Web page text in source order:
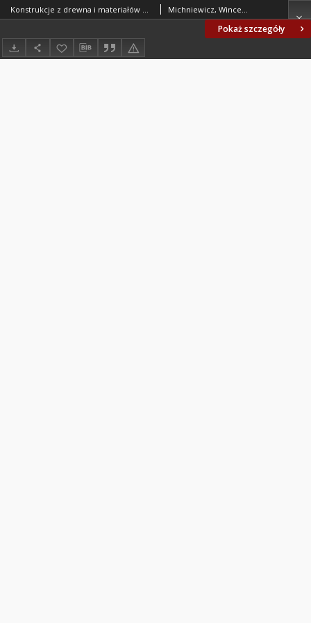
Pokaż szczegóły
Konstrukcje z drewna i materiałów drewnopochodnych - Metody badań i kryteria oceny wytrzymałościowej złącz na łączniki mechaniczne - Postanowienia ogólne BN-80/7159-04 arkusz 00 Michniewicz, Wincenty; Dziarnowski, Zbigniew; Skalmowska, Danuta; Centralny Ośrodek Badawczo-Rozwojowy Przemysłu Stolarki Budowlanej. Oprac.